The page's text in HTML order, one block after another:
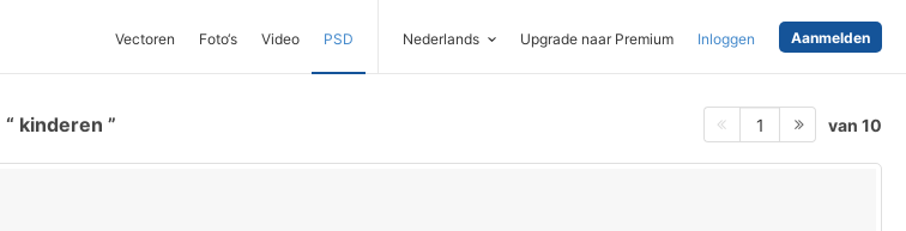
Vectoren Foto‘s Video PSD Nederlands Upgrade naar Premium Inloggen Aanmelden
kinderen 1 van 10